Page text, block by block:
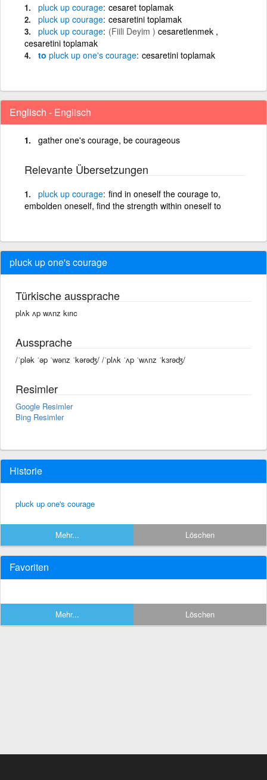
pluck up courage cesaret toplamak
pluck up courage cesaretini toplamak
pluck up courage (Fiili Deyim ) cesaretlenmek ,
cesaretini toplamak
to pluck up one's courage cesaretini toplamak
Englisch - Englisch
gather one's courage, be courageous
Relevante Übersetzungen
pluck up courage find in oneself the courage to,
embolden oneself, find the strength within oneself to
pluck up one's courage
Türkische aussprache
plʌk ʌp wʌnz kırıc
Aussprache
/ˈplək ˈəp ˈwənz ˈkərəʤ/ /ˈplʌk ˈʌp ˈwʌnz ˈkɜrəʤ/
Resimler
Google Resimler
Bing Resimler
Historie
pluck up one's courage
Mehr... Löschen
Favoriten
Mehr... Löschen